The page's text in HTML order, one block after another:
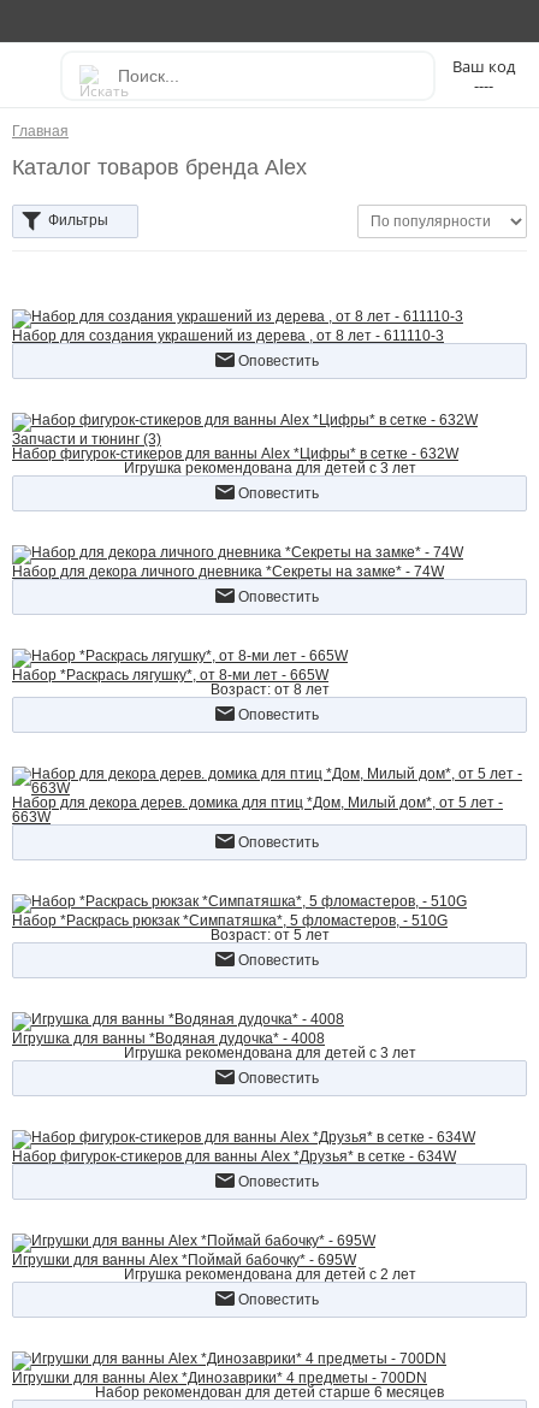
----
Главная
Каталог товаров бренда Alex
Фильтры
Набор для создания украшений из дерева , от 8 лет - 611110-3
Оповестить
Запчасти и тюнинг (3)
Набор фигурок-стикеров для ванны Alex *Цифры* в сетке - 632W
Игрушка рекомендована для детей с 3 лет
Оповестить
Набор для декора личного дневника *Секреты на замке* - 74W
Оповестить
Набор *Раскрась лягушку*, от 8-ми лет - 665W
Возраст: от 8 лет
Оповестить
Набор для декора дерев. домика для птиц *Дом, Милый дом*, от 5 лет -
663W
Оповестить
Набор *Раскрась рюкзак *Симпатяшка*, 5 фломастеров, - 510G
Возраст: от 5 лет
Оповестить
Игрушка для ванны *Водяная дудочка* - 4008
Игрушка рекомендована для детей с 3 лет
Оповестить
Набор фигурок-стикеров для ванны Alex *Друзья* в сетке - 634W
Оповестить
Игрушки для ванны Alex *Поймай бабочку* - 695W
Игрушка рекомендована для детей с 2 лет
Оповестить
Игрушки для ванны Alex *Динозаврики* 4 предметы - 700DN
Набор рекомендован для детей старше 6 месяцев